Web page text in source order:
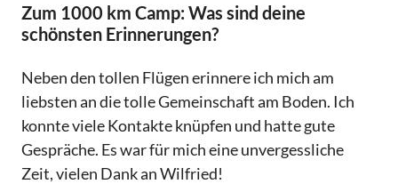
Zum 1000 km Camp: Was sind deine
schönsten Erinnerungen?
Neben den tollen Flügen erinnere ich mich am
liebsten an die tolle Gemeinschaft am Boden. Ich
konnte viele Kontakte knüpfen und hatte gute
Gespräche. Es war für mich eine unvergessliche
Zeit, vielen Dank an Wilfried!